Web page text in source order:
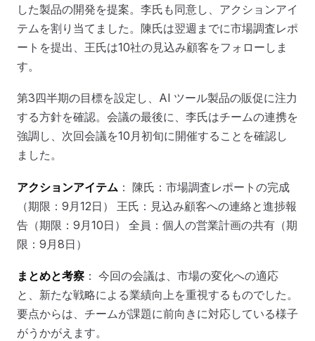
した製品の開発を提案。李氏も同意し、アクションアイ
テムを割り当てました。陳氏は翌週までに市場調査レポ
ートを提出、王氏は10社の見込み顧客をフォローしま
す。
第3四半期の目標を設定し、AI ツール製品の販促に注力
する方針を確認。会議の最後に、李氏はチームの連携を
強調し、次回会議を10月初旬に開催することを確認し
ました。
アクションアイテム ： 陳氏：市場調査レポートの完成
（期限：9月12日） 王氏：見込み顧客への連絡と進捗報
告（期限：9月10日） 全員：個人の営業計画の共有（期
限：9月8日）
まとめと考察 ： 今回の会議は、市場の変化への適応
と、新たな戦略による業績向上を重視するものでした。
要点からは、チームが課題に前向きに対応している様子
がうかがえます。